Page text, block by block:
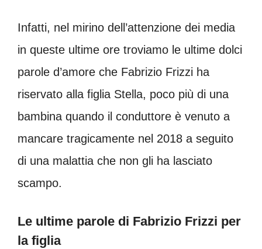
Infatti, nel mirino dell’attenzione dei media
in queste ultime ore troviamo le ultime dolci
parole d’amore che Fabrizio Frizzi ha
riservato alla figlia Stella, poco più di una
bambina quando il conduttore è venuto a
mancare tragicamente nel 2018 a seguito
di una malattia che non gli ha lasciato
scampo.
Le ultime parole di Fabrizio Frizzi per
la figlia